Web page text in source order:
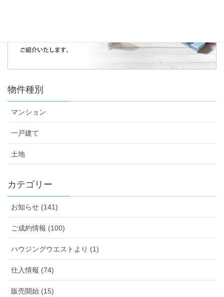
物件種別
マンション
一戸建て
土地
カテゴリー
お知らせ (141)
ご成約情報 (100)
ハウジングウエストより (1)
仕入情報 (74)
販売開始 (15)